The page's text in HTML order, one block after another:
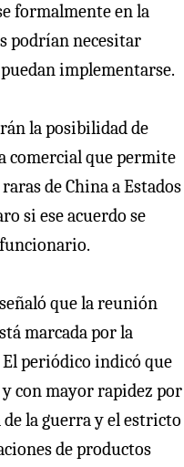
formalmente en la
podrían necesitar
implementarse.
la posibilidad de
comercial que permite
de China a Estados
si ese acuerdo se
que la reunión
marcada por la
periódico indicó que
y con mayor rapidez por
de la guerra y el estricto
de productos